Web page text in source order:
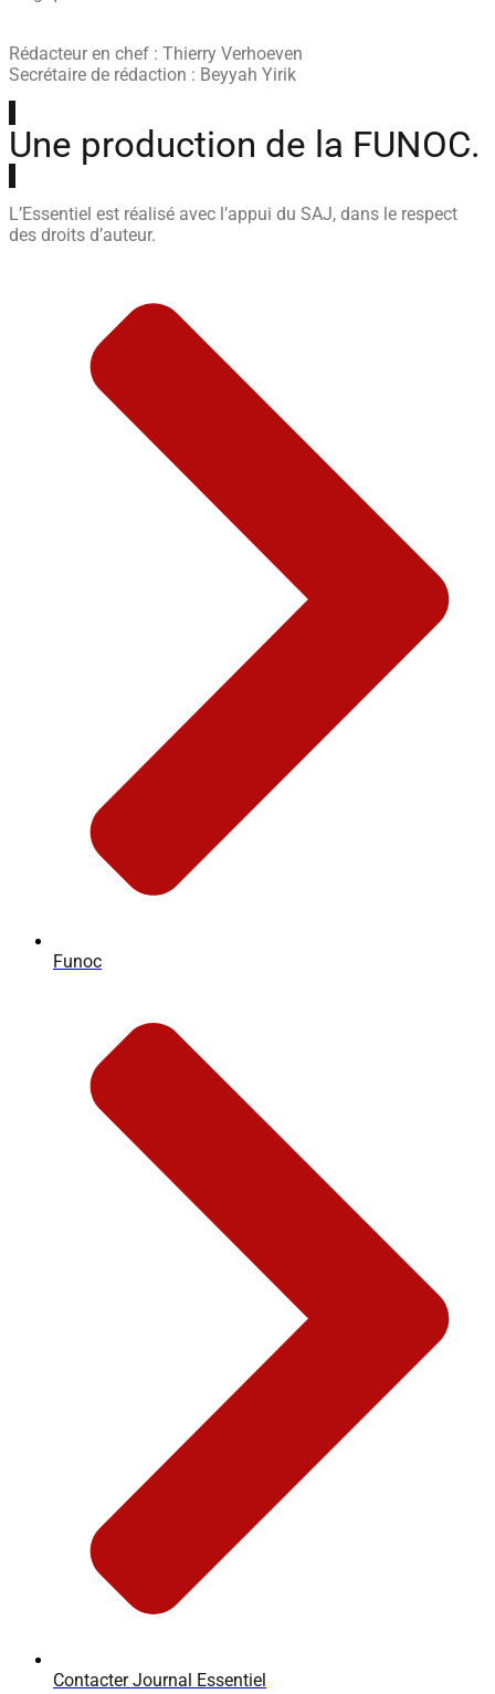
Rédacteur en chef : Thierry Verhoeven
Secrétaire de rédaction : Beyyah Yirik
Une production de la FUNOC.
L’Essentiel est réalisé avec l’appui du SAJ, dans le respect
des droits d’auteur.
Funoc
Contacter Journal Essentiel